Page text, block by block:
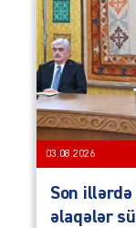
03.08.2026
Son illərdə
əlaqələr